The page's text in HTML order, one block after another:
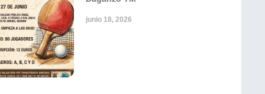
junio 18, 2026